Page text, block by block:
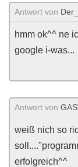
Antwort von
hmm ok^^ ne
google i-was...
Antwort von
weiß nich so
erfolgreich^^